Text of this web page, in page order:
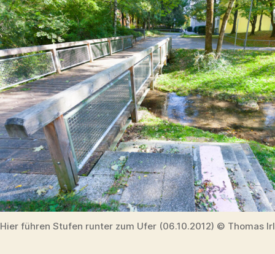
Hier führen Stufen runter zum Ufer (06.10.2012) © Thomas